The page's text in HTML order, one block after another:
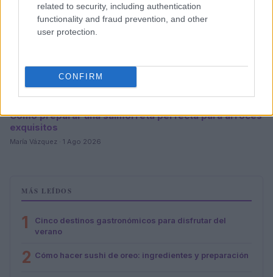
related to security, including authentication
functionality and fraud prevention, and other
user protection.
CONFIRM
Cómo preparar una salmorreta perfecta para arroces
exquisitos
María Vázquez · 1 Ago 2026
MÁS LEÍDOS
1
Cinco destinos gastronómicos para disfrutar del
verano
2 Cómo hacer sushi de oreo: ingredientes y preparación